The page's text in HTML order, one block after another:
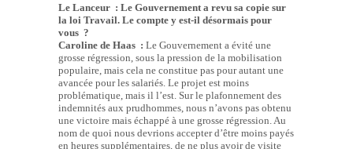
Le Lanceur : Le Gouvernement a revu sa copie sur
la loi Travail. Le compte y est-il désormais pour
vous ?
Caroline de Haas : Le Gouvernement a évité une
grosse régression, sous la pression de la mobilisation
populaire, mais cela ne constitue pas pour autant une
avancée pour les salariés. Le projet est moins
problématique, mais il l’est. Sur le plafonnement des
indemnités aux prudhommes, nous n’avons pas obtenu
une victoire mais échappé à une grosse régression. Au
nom de quoi nous devrions accepter d’être moins payés
en heures supplémentaires, de ne plus avoir de visite